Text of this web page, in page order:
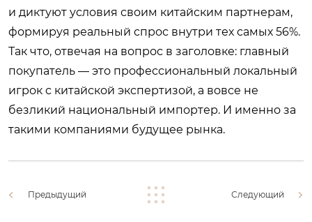
и диктуют условия своим китайским партнерам,
формируя реальный спрос внутри тех самых 56%.
Так что, отвечая на вопрос в заголовке: главный
покупатель — это профессиональный локальный
игрок с китайской экспертизой, а вовсе не
безликий национальный импортер. И именно за
такими компаниями будущее рынка.
Предыдущий Следующий